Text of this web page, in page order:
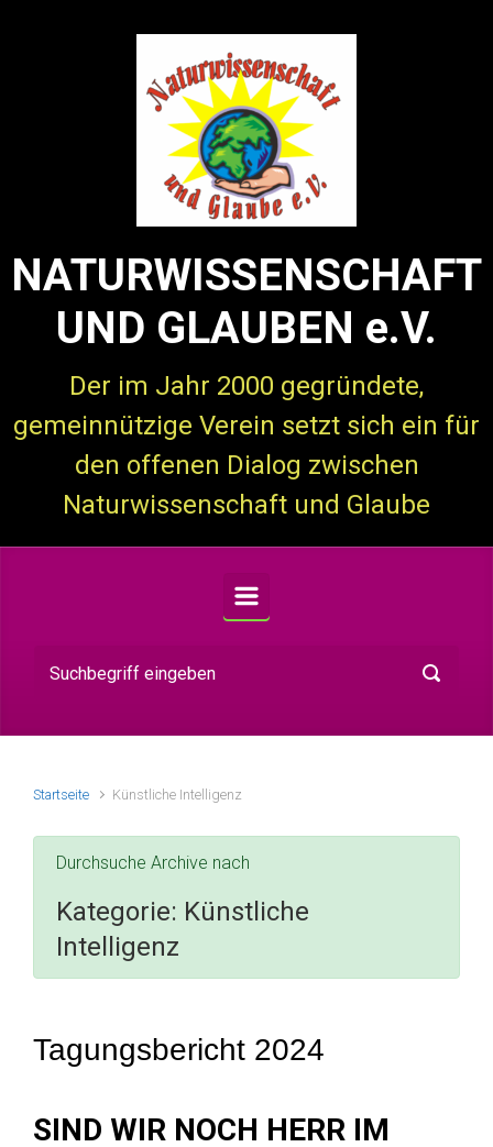
NATURWISSENSCHAFT
UND GLAUBEN e.V.
Der im Jahr 2000 gegründete,
gemeinnützige Verein setzt sich ein für
den offenen Dialog zwischen
Naturwissenschaft und Glaube
Startseite Künstliche Intelligenz
Durchsuche Archive nach
Kategorie: Künstliche
Intelligenz
Tagungsbericht 2024
SIND WIR NOCH HERR IM